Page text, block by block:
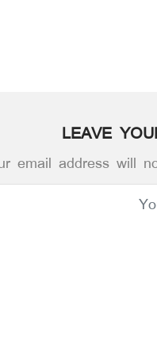
LEAVE
email address will